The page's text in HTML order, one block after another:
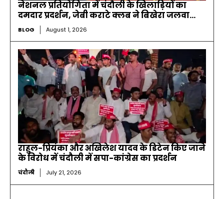
नेशनल प्रतियोगिता में चंदौली के खिलाड़ियों का
दमदार प्रदर्शन, जेबी कराटे क्लब ने बिखेरा जलवा…
BLOG August 1, 2026
राहुल-प्रियंका और अखिलेश यादव के डिटेन किए जाने
के विरोध में चंदौली में सपा-कांग्रेस का प्रदर्शन
चंदौली July 21, 2026